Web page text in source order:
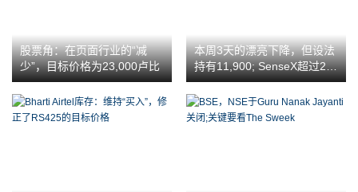
股票角：在页面行业的“减
少”，目标价格为23,000卢比
本周3天的漂亮下降，但设法
持有11,900; SenseX超过20
0分; keyReasons.